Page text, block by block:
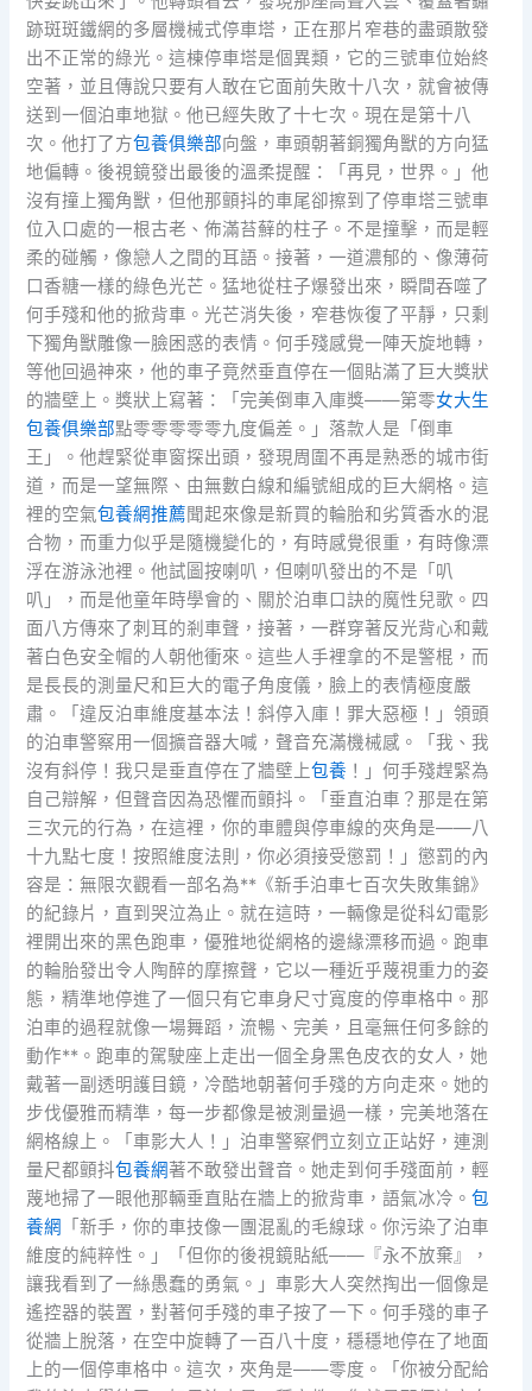
跡斑斑鐵網的多層機械式停車塔，正在那片窄巷的盡頭散發
出不正常的綠光。這棟停車塔是個異類，它的三號車位始終
空著，並且傳說只要有人敢在它面前失敗十八次，就會被傳
送到一個泊車地獄。他已經失敗了十七次。現在是第十八
次。他打了方包養俱樂部向盤，車頭朝著銅獨角獸的方向猛
地偏轉。後視鏡發出最後的溫柔提醒：「再見，世界。」他
沒有撞上獨角獸，但他那顫抖的車尾卻擦到了停車塔三號車
位入口處的一根古老、佈滿苔蘚的柱子。不是撞擊，而是輕
柔的碰觸，像戀人之間的耳語。接著，一道濃郁的、像薄荷
口香糖一樣的綠色光芒。猛地從柱子爆發出來，瞬間吞噬了
何手殘和他的掀背車。光芒消失後，窄巷恢復了平靜，只剩
下獨角獸雕像一臉困惑的表情。何手殘感覺一陣天旋地轉，
等他回過神來，他的車子竟然垂直停在一個貼滿了巨大獎狀
的牆壁上。獎狀上寫著：「完美倒車入庫獎——第零女大生
包養俱樂部點零零零零零九度偏差。」落款人是「倒車
王」。他趕緊從車窗探出頭，發現周圍不再是熟悉的城市街
道，而是一望無際、由無數白線和編號組成的巨大網格。這
裡的空氣包養網推薦聞起來像是新買的輪胎和劣質香水的混
合物，而重力似乎是隨機變化的，有時感覺很重，有時像漂
浮在游泳池裡。他試圖按喇叭，但喇叭發出的不是「叭
叭」，而是他童年時學會的、關於泊車口訣的魔性兒歌。四
面八方傳來了刺耳的剎車聲，接著，一群穿著反光背心和戴
著白色安全帽的人朝他衝來。這些人手裡拿的不是警棍，而
是長長的測量尺和巨大的電子角度儀，臉上的表情極度嚴
肅。「違反泊車維度基本法！斜停入庫！罪大惡極！」領頭
的泊車警察用一個擴音器大喊，聲音充滿機械感。「我、我
沒有斜停！我只是垂直停在了牆壁上包養 ！」何手殘趕緊為
自己辯解，但聲音因為恐懼而顫抖。「垂直泊車？那是在第
三次元的行為，在這裡，你的車體與停車線的夾角是——八
十九點七度！按照維度法則，你必須接受懲罰！」懲罰的內
容是：無限次觀看一部名為**《新手泊車七百次失敗集錦》
的紀錄片，直到哭泣為止。就在這時，一輛像是從科幻電影
裡開出來的黑色跑車，優雅地從網格的邊緣漂移而過。跑車
的輪胎發出令人陶醉的摩擦聲，它以一種近乎蔑視重力的姿
態，精準地停進了一個只有它車身尺寸寬度的停車格中。那
泊車的過程就像一場舞蹈，流暢、完美，且毫無任何多餘的
動作**。跑車的駕駛座上走出一個全身黑色皮衣的女人，她
戴著一副透明護目鏡，冷酷地朝著何手殘的方向走來。她的
步伐優雅而精準，每一步都像是被測量過一樣，完美地落在
網格線上。「車影大人！」泊車警察們立刻立正站好，連測
量尺都顫抖包養網著不敢發出聲音。她走到何手殘面前，輕
蔑地掃了一眼他那輛垂直貼在牆上的掀背車，語氣冰冷。包
養網
「新手，你的車技像一團混亂的毛線球。你污染了泊車
維度的純粹性。」「但你的後視鏡貼紙——『永不放棄』，
讓我看到了一絲愚蠢的勇氣。」車影大人突然掏出一個像是
遙控器的裝置，對著何手殘的車子按了一下。何手殘的車子
從牆上脫落，在空中旋轉了一百八十度，穩穩地停在了地面
上的一個停車格中。這次，夾角是——零度。「你被分配給